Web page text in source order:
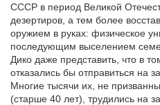
СССР в период Великой
дезертиров, а тем более
оружием в руках: физическое
последующим выселением
Дико даже представить, что в
отказались бы отправиться на
Многие тысячи их, не
(старше 40 лет), трудились на